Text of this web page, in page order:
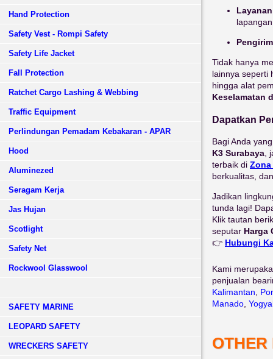
Hand Protection
Safety Vest - Rompi Safety
Safety Life Jacket
Fall Protection
Ratchet Cargo Lashing & Webbing
Traffic Equipment
Perlindungan Pemadam Kebakaran - APAR
Hood
Aluminezed
Seragam Kerja
Jas Hujan
Scotlight
Safety Net
Rockwool Glasswool
SAFETY MARINE
LEOPARD SAFETY
WRECKERS SAFETY
Tidak hanya
lainnya seperti
hingga alat
Keselamatan
Dapatkan
Bagi Anda
K3 Surabaya,
terbaik di Zona
berkualitas,
Jadikan
tunda lagi!
Klik tautan
seputar Harga
👉 Hubungi
Kami
penjualan
Kalimantan
Manado
OTHER